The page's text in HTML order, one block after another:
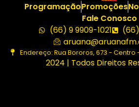
ProgramaçãoPromoções
Fale Conosco
(66) 9 9909-1021
Endereço: Rua Bororos, 673 -
2024 | Todos Direitos